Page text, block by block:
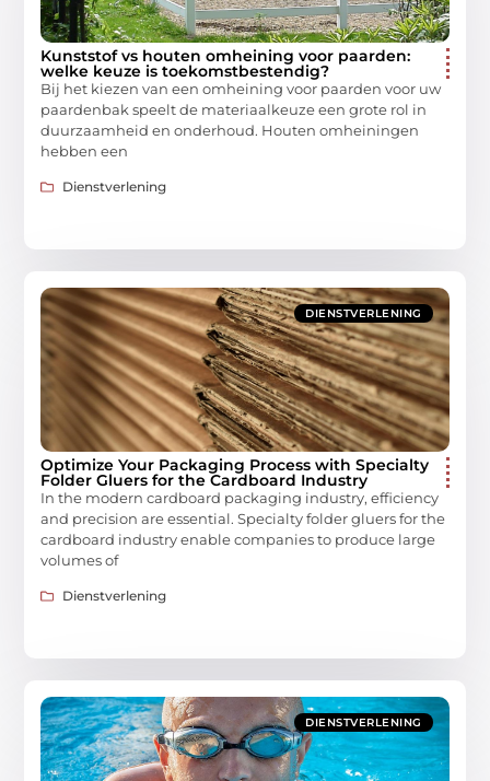
Kunststof vs houten omheining voor paarden:
welke keuze is toekomstbestendig?
Bij het kiezen van een omheining voor paarden voor uw
paardenbak speelt de materiaalkeuze een grote rol in
duurzaamheid en onderhoud. Houten omheiningen
hebben een
Dienstverlening
DIENSTVERLENING
Optimize Your Packaging Process with Specialty
Folder Gluers for the Cardboard Industry
In the modern cardboard packaging industry, efficiency
and precision are essential. Specialty folder gluers for the
cardboard industry enable companies to produce large
volumes of
Dienstverlening
DIENSTVERLENING